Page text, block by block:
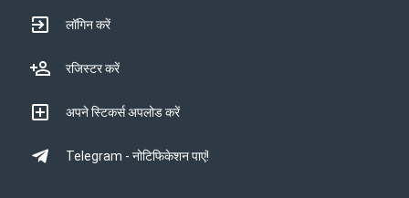
लॉगिन करें
रजिस्टर करें
अपने स्टिकर्स अपलोड करें
Telegram - नोटिफिकेशन पाएं!